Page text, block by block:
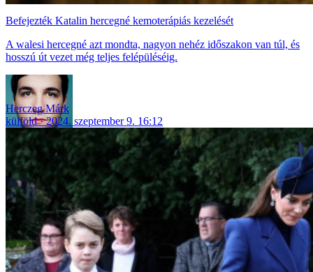
Befejezték Katalin hercegné kemoterápiás kezelését
A walesi hercegné azt mondta, nagyon nehéz időszakon van túl, és
hosszú út vezet még teljes felépüléséig.
Herczeg Márk
külföld
2024. szeptember 9. 16:12